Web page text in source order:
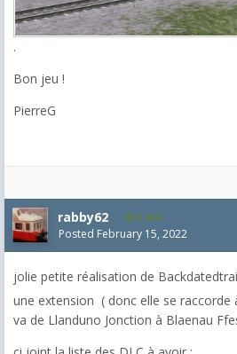
.
Bon jeu !
PierreG
rabby62 8,454
Posted February 15, 2022
jolie petite réalisation de
une extension ( donc elle se raccorde
va de Llanduno Jonction à Blaenau